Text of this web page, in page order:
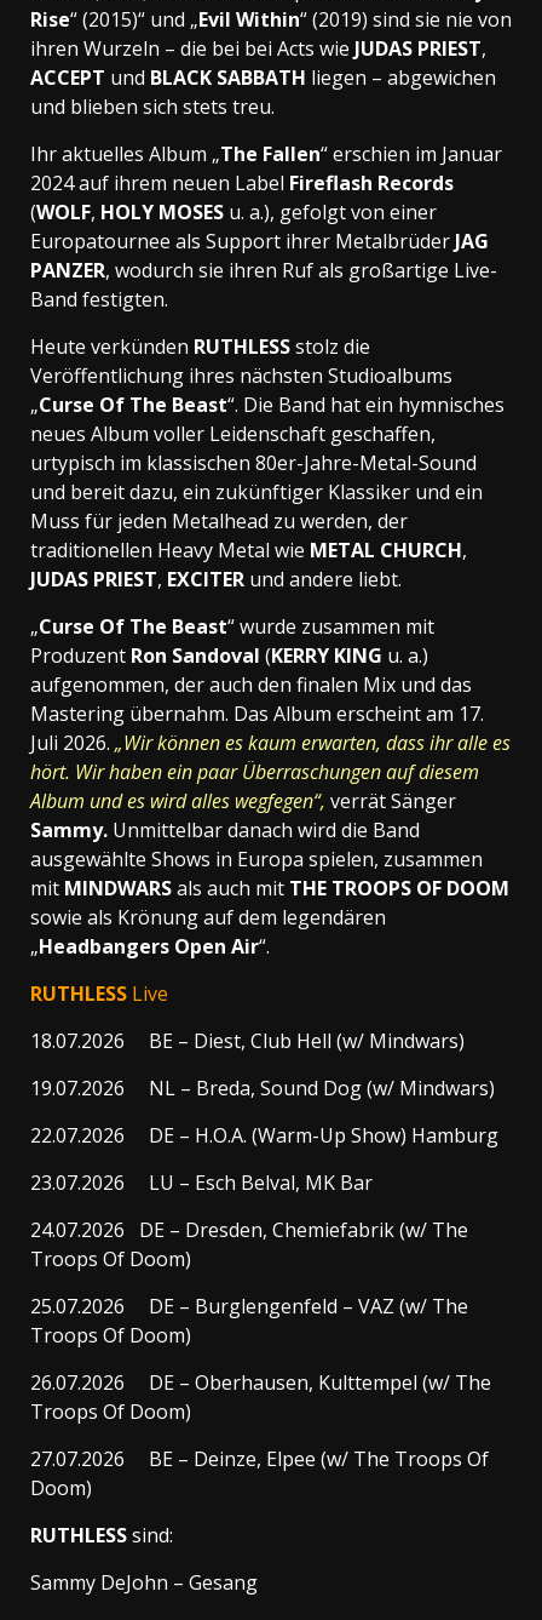
Rise“ (2015)“ und „Evil Within“ (2019) sind sie nie von
ihren Wurzeln – die bei bei Acts wie JUDAS PRIEST,
ACCEPT und BLACK SABBATH liegen – abgewichen
und blieben sich stets treu.
Ihr aktuelles Album „The Fallen“ erschien im Januar
2024 auf ihrem neuen Label Fireflash Records
(WOLF, HOLY MOSES u. a.), gefolgt von einer
Europatournee als Support ihrer Metalbrüder JAG
PANZER, wodurch sie ihren Ruf als großartige Live-
Band festigten.
Heute verkünden RUTHLESSstolz die
Veröffentlichung ihres nächsten Studioalbums
„Curse Of The Beast“. Die Band hat ein hymnisches
neues Album voller Leidenschaft geschaffen,
urtypisch im klassischen 80er-Jahre-Metal-Sound
und bereit dazu, ein zukünftiger Klassiker und ein
Muss für jeden Metalhead zu werden, der
traditionellen Heavy Metal wie METAL CHURCH,
JUDAS PRIEST, EXCITER und andere liebt.
„Curse Of The Beast“ wurde zusammen mit
Produzent Ron Sandoval (KERRY KING u. a.)
aufgenommen, der auch den finalen Mix und das
Mastering übernahm. Das Album erscheint am 17.
Juli 2026. „Wir können es kaum erwarten, dass ihr alle es
hört. Wir haben ein paar Überraschungen auf diesem
Album und es wird alles wegfegen“, verrät Sänger
Sammy. Unmittelbar danach wird die Band
ausgewählte Shows in Europa spielen, zusammen
mit MINDWARSals auch mit THE TROOPS OF DOOM
sowie als Krönung auf dem legendären
„Headbangers Open Air“.
RUTHLESS Live
18.07.2026 BE – Diest, Club Hell (w/ Mindwars)
19.07.2026 NL – Breda, Sound Dog (w/ Mindwars)
22.07.2026 DE – H.O.A. (Warm-Up Show) Hamburg
23.07.2026 LU – Esch Belval, MK Bar
24.07.2026 DE – Dresden, Chemiefabrik (w/ The
Troops Of Doom)
25.07.2026 DE – Burglengenfeld – VAZ (w/ The
Troops Of Doom)
26.07.2026 DE – Oberhausen, Kulttempel (w/ The
Troops Of Doom)
27.07.2026 BE – Deinze, Elpee (w/ The Troops Of
Doom)
RUTHLESSsind:
Sammy DeJohn – Gesang